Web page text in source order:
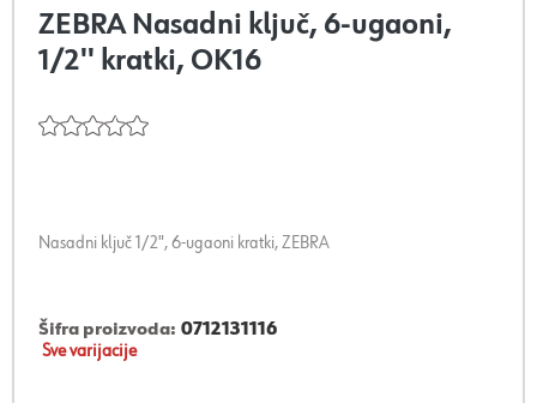
ZEBRA Nasadni ključ, 6-ugaoni,
1/2'' kratki, OK16
Nasadni ključ 1/2", 6-ugaoni kratki, ZEBRA
Šifra proizvoda: 0712131116
Sve varijacije